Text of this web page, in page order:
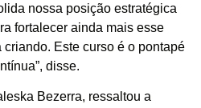
nossa posição estratégica
fortalecer ainda mais esse
Este curso é o pontapé
disse.
Bezerra, ressaltou a